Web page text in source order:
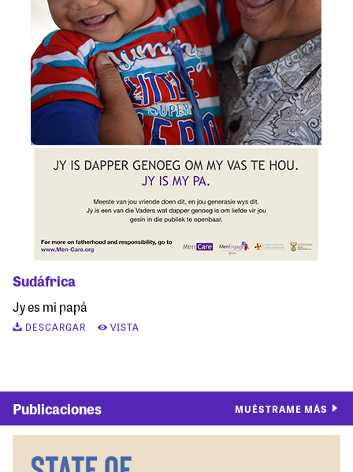
Sudáfrica
Jy es mi papá
DESCARGAR VISTA
Publicaciones MUÉSTRAME MÁS